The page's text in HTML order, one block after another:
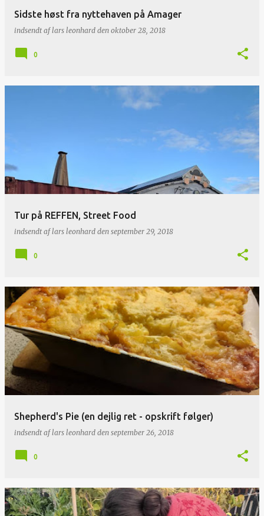
Sidste høst fra nyttehaven på Amager
indsendt aflars leonhard den oktober 28, 2018
0
Tur på REFFEN, Street Food
indsendt aflars leonhard den september 29, 2018
0
Shepherd's Pie (en dejlig ret - opskrift følger)
indsendt aflars leonhard den september 26, 2018
0